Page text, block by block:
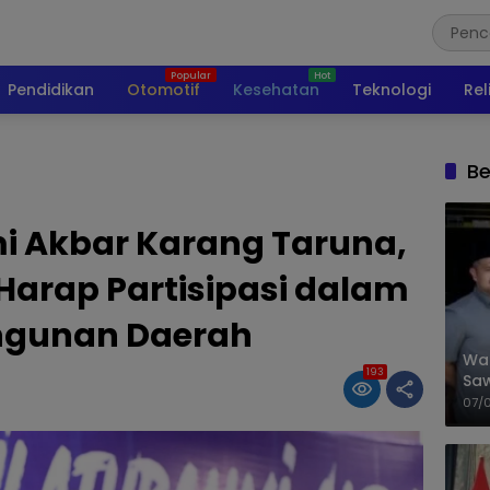
Pendidikan Otomotif Kesehatan Teknologi
Akbar Karang Taruna,
Partisipasi dalam
Daerah
193
07/